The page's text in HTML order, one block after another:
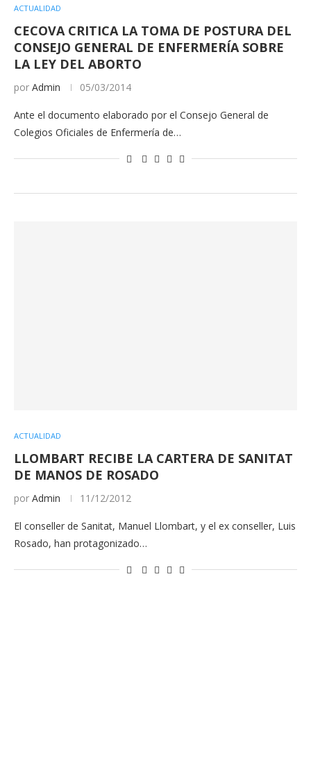
ACTUALIDAD
CECOVA CRITICA LA TOMA DE POSTURA DEL
CONSEJO GENERAL DE ENFERMERÍA SOBRE
LA LEY DEL ABORTO
por Admin 05/03/2014
Ante el documento elaborado por el Consejo General de
Colegios Oficiales de Enfermería de…
ACTUALIDAD
LLOMBART RECIBE LA CARTERA DE SANITAT
DE MANOS DE ROSADO
por Admin 11/12/2012
El conseller de Sanitat, Manuel Llombart, y el ex conseller, Luis
Rosado, han protagonizado…